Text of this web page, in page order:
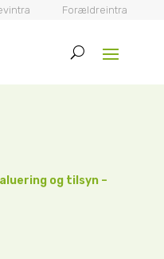
Forældreintra
og tilsyn–